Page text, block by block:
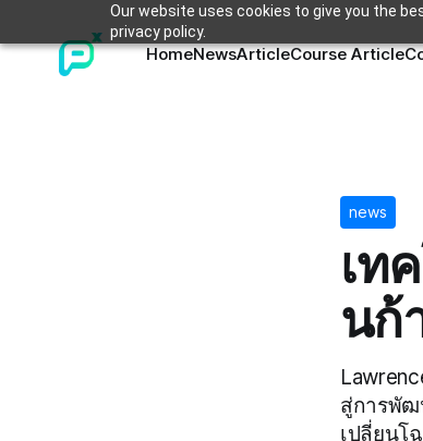
Our website uses cookies to give you the
privacy policy.
HomeNewsArticleCourse Article
news
เท
นก้
สู่การพัฒ
เปลี่ยนโ